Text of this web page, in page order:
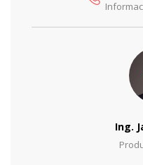
Ing.